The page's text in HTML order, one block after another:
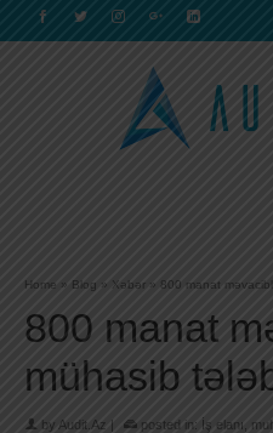
Home » Blog » Xəbər » 800 manat
800 manat
mühasib
by Audit.Az | posted in: İş elanı